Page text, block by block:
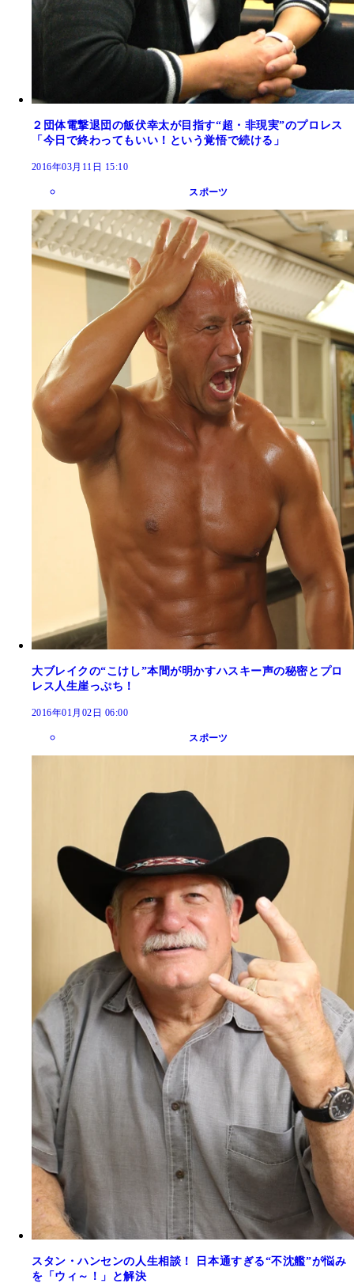
２団体電撃退団の飯伏幸太が目指す“超・非現実”のプロレス
「今日で終わってもいい！という覚悟で続ける」
2016年03月11日 15:10
スポーツ
大ブレイクの“こけし”本間が明かすハスキー声の秘密とプロ
レス人生崖っぷち！
2016年01月02日 06:00
スポーツ
スタン・ハンセンの人生相談！ 日本通すぎる“不沈艦”が悩み
を「ウィ～！」と解決